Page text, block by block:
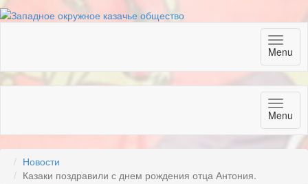
Menu
Menu
Новости
Казаки поздравили с днем рождения отца Антония.